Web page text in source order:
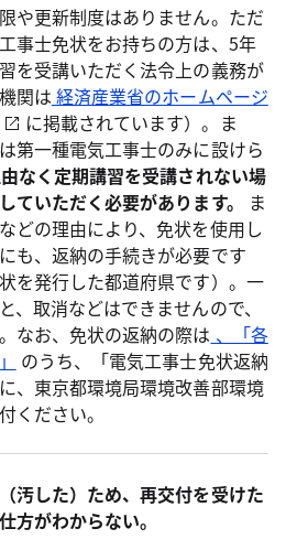
や更新制度はありません。ただ
事士免状をお持ちの方は、5年
を受講いただく法令上の義務が
関は 経済産業省のホームページ
に掲載されています）。ま
第一種電気工事士のみに設けら
なく定期講習を受講されない場
ていただく必要があります。
ま
どの理由により、免状を使用し
も、返納の手続きが必要です
を発行した都道府県です）。一
、取消などはできませんので、
なお、免状の返納の際は 、「各
のうち、「電気工事士免状返納
、東京都環境局環境改善部環境
ください。
汚した）ため、再交付を受けた
方がわからない。